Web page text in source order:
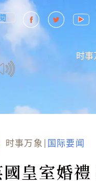
时事
时事万象 国际要闻
皇室婚